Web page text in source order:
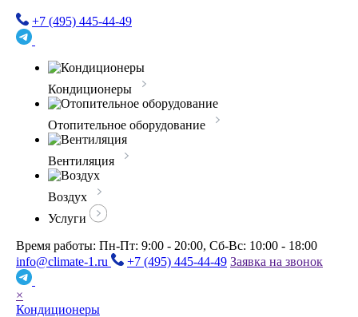
+7 (495) 445-44-49
Кондиционеры
Отопительное оборудование
Вентиляция
Воздух
Услуги
Время работы: Пн-Пт: 9:00 - 20:00, Сб-Вс: 10:00 - 18:00
info@climate-1.ru
+7 (495) 445-44-49 Заявка на звонок
×
Кондиционеры